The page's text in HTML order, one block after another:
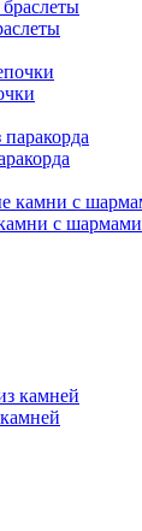
с шармами